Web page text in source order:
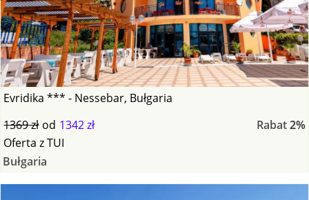
Evridika *** - Nessebar, Bułgaria
1369 zł od 1342 zł Rabat2%
Oferta zTUI
Bułgaria